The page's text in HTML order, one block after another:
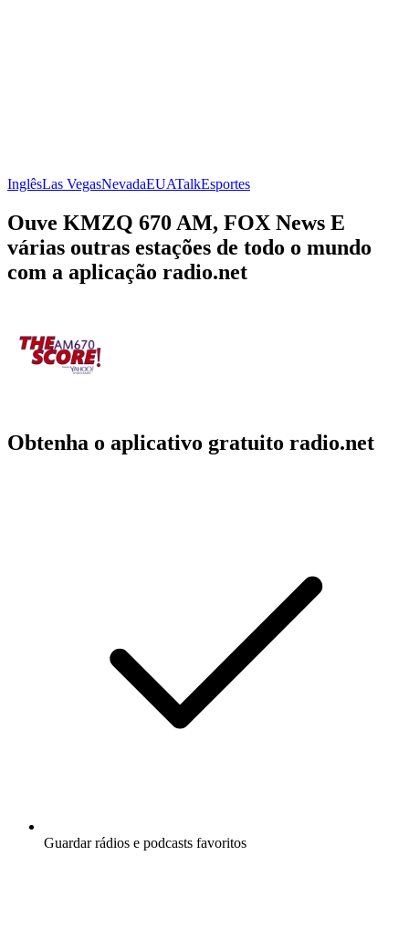
InglêsLas VegasNevadaEUATalkEsportes
Ouve KMZQ 670 AM, FOX News E
várias outras estações de todo o mundo
com a aplicação radio.net
Obtenha o aplicativo gratuito radio.net
Guardar rádios e podcasts favoritos